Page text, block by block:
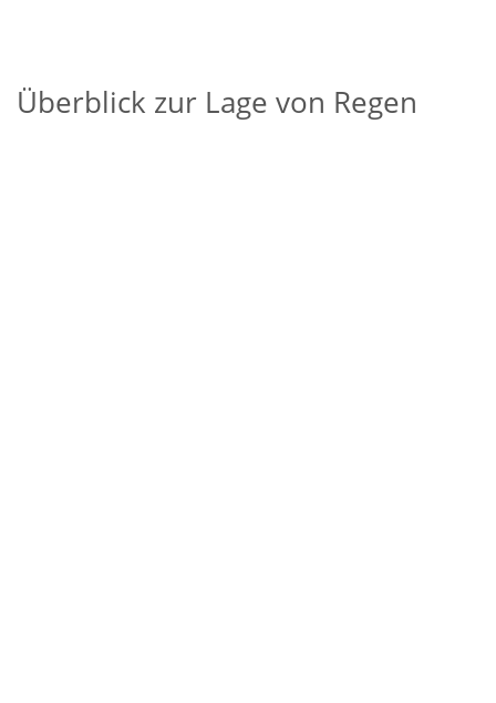
Überblick zur Lage von Regen